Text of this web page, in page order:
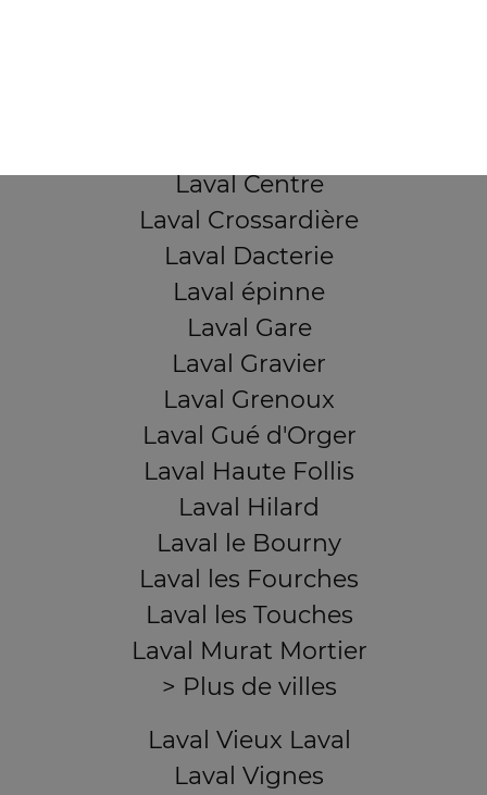
Laval Centre
Laval Crossardière
Laval Dacterie
Laval épinne
Laval Gare
Laval Gravier
Laval Grenoux
Laval Gué d'Orger
Laval Haute Follis
Laval Hilard
Laval le Bourny
Laval les Fourches
Laval les Touches
Laval Murat Mortier
> Plus de villes
Laval Vieux Laval
Laval Vignes